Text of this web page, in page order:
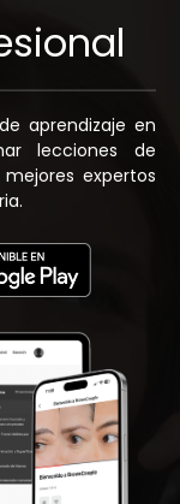
aprendizaje en
lecciones de
expertos